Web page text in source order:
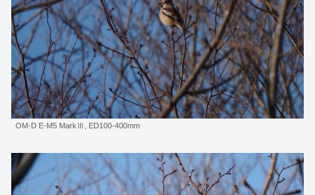
OM-D E-M5 MarkⅢ, ED100-400mm